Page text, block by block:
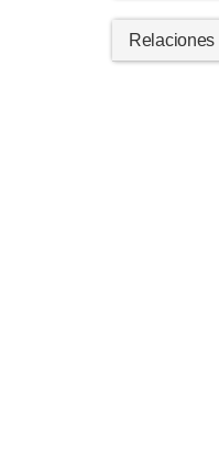
Relaciones